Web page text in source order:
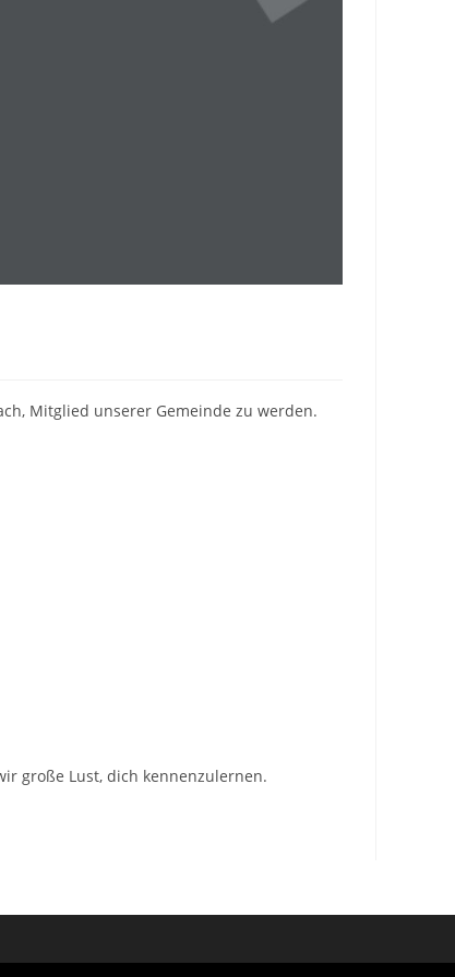
Mitglied unserer Gemeinde zu werden.
große Lust, dich kennenzulernen.